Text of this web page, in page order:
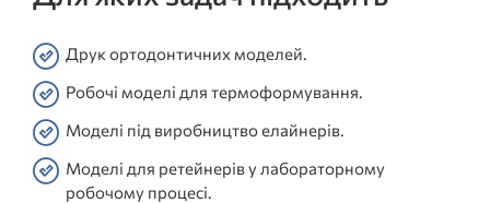
Друк ортодонтичних моделей.
Робочі моделі для термоформування.
Моделі під виробництво елайнерів.
Моделі для ретейнерів у лабораторному
робочому процесі.